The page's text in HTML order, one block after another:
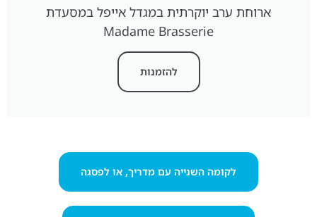
ארוחת ערב יוקרתית במגדל אייפל במסעדת
Madame Brasserie
להזמנות
לקומה השנייה עם מדריך, או לפסגה